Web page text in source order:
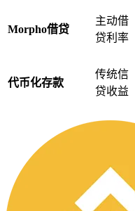
Morpho借贷
主动借
贷利率
代币化存款
传统信
贷收益